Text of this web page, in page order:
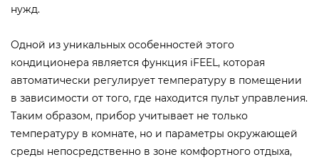
нужд.
Одной из уникальных особенностей этого
кондиционера является функция iFEEL, которая
автоматически регулирует температуру в помещении
в зависимости от того, где находится пульт управления.
Таким образом, прибор учитывает не только
температуру в комнате, но и параметры окружающей
среды непосредственно в зоне комфортного отдыха,